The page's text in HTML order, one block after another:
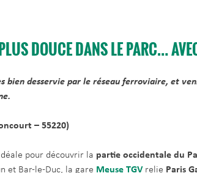
DOUCE DANS LE PARC…
bien desservie par le réseau ferroviaire, et
– 55220)
pour découvrir la partie occidentale du
et Bar-le-Duc, la gare Meuse TGV relie Paris